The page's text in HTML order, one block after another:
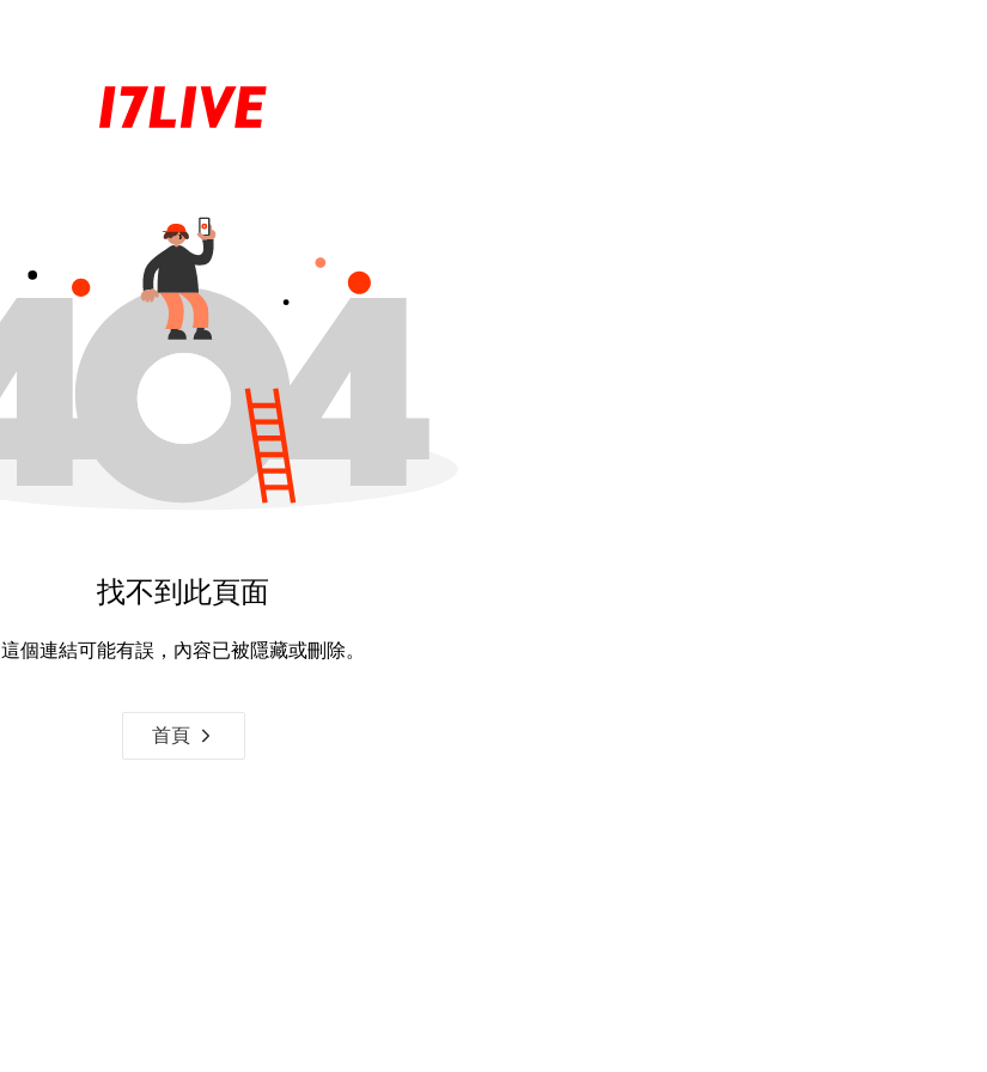
找不到此頁面
這個連結可能有誤，內容已被隱藏或刪除。
首頁